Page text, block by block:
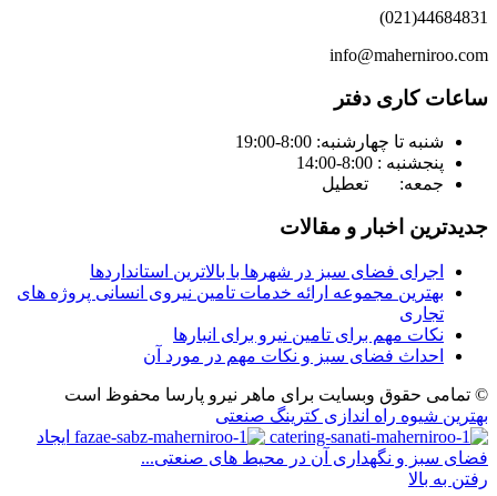
44684831(021)
info@maherniroo.com
ساعات کاری دفتر
شنبه تا چهارشنبه: 8:00-19:00
پنجشنبه : 8:00-14:00
جمعه: تعطیل
جدیدترین اخبار و مقالات
اجرای فضای سبز در شهرها با بالاترین استانداردها
بهترین مجموعه ارائه خدمات تامین نیروی انسانی پروژه های
تجاری
نکات مهم برای تامین نیرو برای انبارها
احداث فضای سبز و نکات مهم در مورد آن
© تمامی حقوق وبسایت برای ماهر نیرو پارسا محفوظ است
بهترین شیوه راه اندازی کترینگ صنعتی
ایجاد
فضای سبز و نگهداری آن در محیط های صنعتی...
رفتن به بالا